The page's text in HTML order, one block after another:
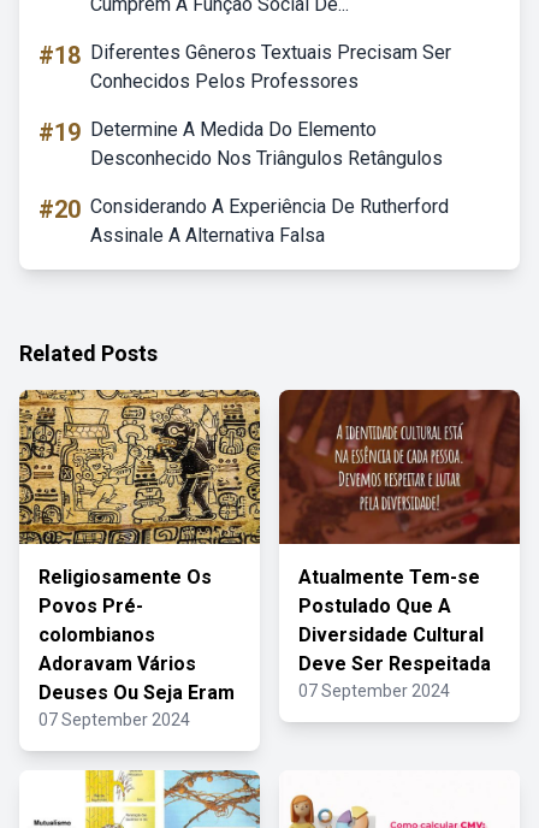
#18 Diferentes Gêneros Textuais Precisam Ser
Conhecidos Pelos Professores
#19 Determine A Medida Do Elemento
Desconhecido Nos Triângulos Retângulos
#20 Considerando A Experiência De Rutherford
Assinale A Alternativa Falsa
Related Posts
Religiosamente Os
Povos Pré-
colombianos
Adoravam Vários
Deuses Ou Seja Eram
07 September 2024
Atualmente Tem-se
Postulado Que A
Diversidade Cultural
Deve Ser Respeitada
07 September 2024